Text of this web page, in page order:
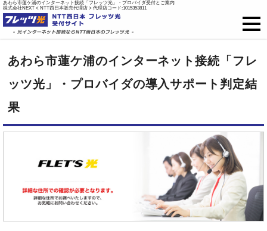
あわら市蓮ケ浦のインターネット接続「フレッツ光」・プロバイダ受付とご案内
株式会社NEXT < NTT西日本販売代理店 > 代理店コード:1015353811
戸建て向け料金
オプション
あわら市蓮ケ浦のインターネット接続「フレ
ッツ光」・プロバイダの導入サポート判定結
果